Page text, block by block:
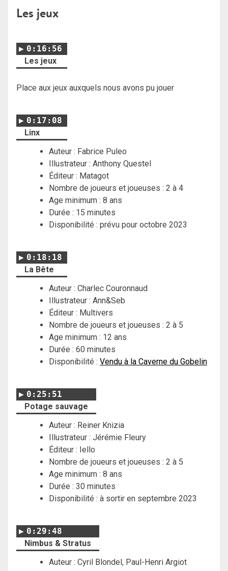
Les jeux
0:16:56
Les jeux
Place aux jeux auxquels nous avons pu jouer
0:17:08
Linx
Auteur : Fabrice Puleo
Illustrateur : Anthony Questel
Éditeur : Matagot
Nombre de joueurs et joueuses : 2 à 4
Age minimum : 8 ans
Durée : 15 minutes
Disponibilité : prévu pour octobre 2023
0:18:18
La Bête
Auteur : Charlec Couronnaud
Illustrateur : Ann&Seb
Éditeur : Multivers
Nombre de joueurs et joueuses : 2 à 5
Age minimum : 12 ans
Durée : 60 minutes
Disponibilité : Vendu à la Caverne du Gobelin
0:25:51
Potage sauvage
Auteur : Reiner Knizia
Illustrateur : Jérémie Fleury
Éditeur : Iello
Nombre de joueurs et joueuses : 2 à 5
Age minimum : 8 ans
Durée : 30 minutes
Disponibilité : à sortir en septembre 2023
0:29:48
Nimbus & Stratus
Auteur : Cyril Blondel, Paul-Henri Argiot